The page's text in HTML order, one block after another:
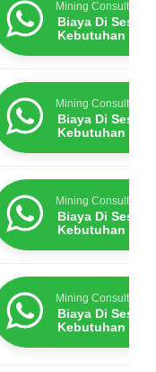
Mining Consultants
Biaya Di
Kebutuhan
Mining Consultants
Biaya Di
Kebutuhan
Mining Consultants
Biaya Di
Kebutuhan
Mining Consultants
Biaya Di
Kebutuhan